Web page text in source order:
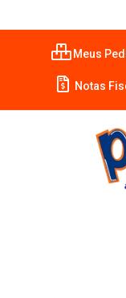
Meus
Notas